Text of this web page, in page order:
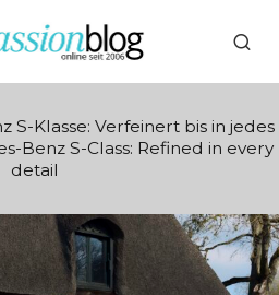
S-Klasse: Verfeinert bis in jedes
Benz S-Class: Refined in every
detail